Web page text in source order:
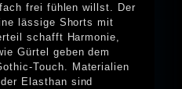
frei fühlen willst. Der
lässige Shorts mit
schafft Harmonie,
Gürtel geben dem
Touch. Materialien
Elasthan sind